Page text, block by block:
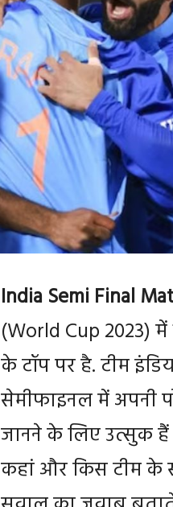
India Semi Final
(World Cup 2023)
के टॉप पर है. टीम
सेमीफाइनल में अपनी
जानने के लिए उत्सुक
कहां और किस टीम के